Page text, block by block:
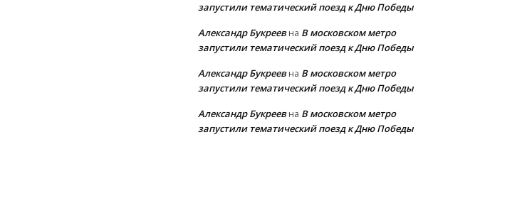
запустили тематический поезд к Дню Победы
Александр Букреевна В московском метро
запустили тематический поезд к Дню Победы
Александр Букреевна В московском метро
запустили тематический поезд к Дню Победы
Александр Букреевна В московском метро
запустили тематический поезд к Дню Победы